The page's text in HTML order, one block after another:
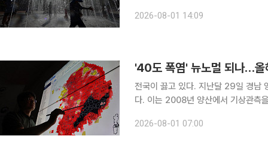
이 있다. 양산은 31일 최고기온 41.4
2026-08-01 14:09
'40도 폭염' 뉴노멀 되나…올
전국이 끓고 있다. 지난달 29일 경남
다. 이는 2008년 양산에서 기상관측
변으로 여겨졌던 '40도 더위'가 이제
2026-08-01 07:00